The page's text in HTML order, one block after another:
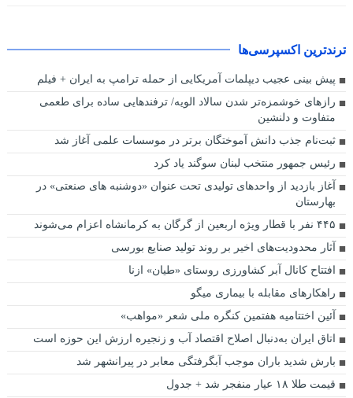
ترندترین اکسپرسی‌ها
پیش بینی عجیب دیپلمات آمریکایی از حمله ترامپ به ایران + فیلم
راز‌های خوشمزه‌تر شدن سالاد الویه/ ترفند‌هایی ساده برای طعمی
متفاوت و دلنشین
ثبت‌نام جذب دانش آموختگان برتر در موسسات علمی آغاز شد
رئیس جمهور منتخب لبنان سوگند یاد کرد
آغاز بازدید از واحدهای تولیدی تحت عنوان «دوشنبه های صنعتی» در
بهارستان
۴۴۵ نفر با قطار ویژه اربعین از گرگان به کرمانشاه اعزام‌ می‌شوند
آثار محدودیت‌های اخیر بر روند تولید صنایع بورسی
افتتاح کانال آبر کشاورزی روستای «طیان» ازنا
راهکارهای مقابله با بیماری میگو
آئین اختتامیه هفتمین کنگره ملی شعر «مواهب»
اتاق ایران به‌دنبال اصلاح اقتصاد آب و زنجیره ارزش این حوزه است
بارش شدید باران موجب آبگرفتگی معابر در پیرانشهر شد
قیمت طلا ۱۸ عیار منفجر شد + جدول